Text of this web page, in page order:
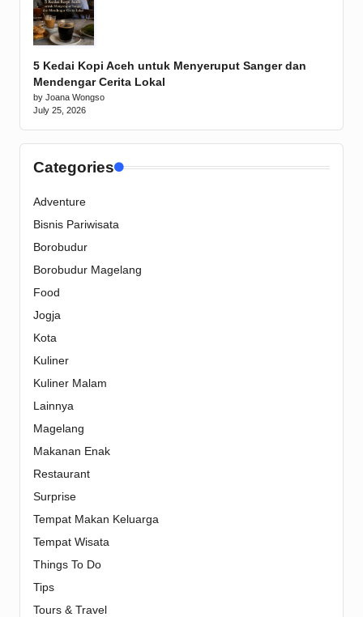
5 Kedai Kopi Aceh untuk Menyeruput Sanger dan
Mendengar Cerita Lokal
by Joana Wongso
July 25, 2026
Categories
Adventure
Bisnis Pariwisata
Borobudur
Borobudur Magelang
Food
Jogja
Kota
Kuliner
Kuliner Malam
Lainnya
Magelang
Makanan Enak
Restaurant
Surprise
Tempat Makan Keluarga
Tempat Wisata
Things To Do
Tips
Tours & Travel